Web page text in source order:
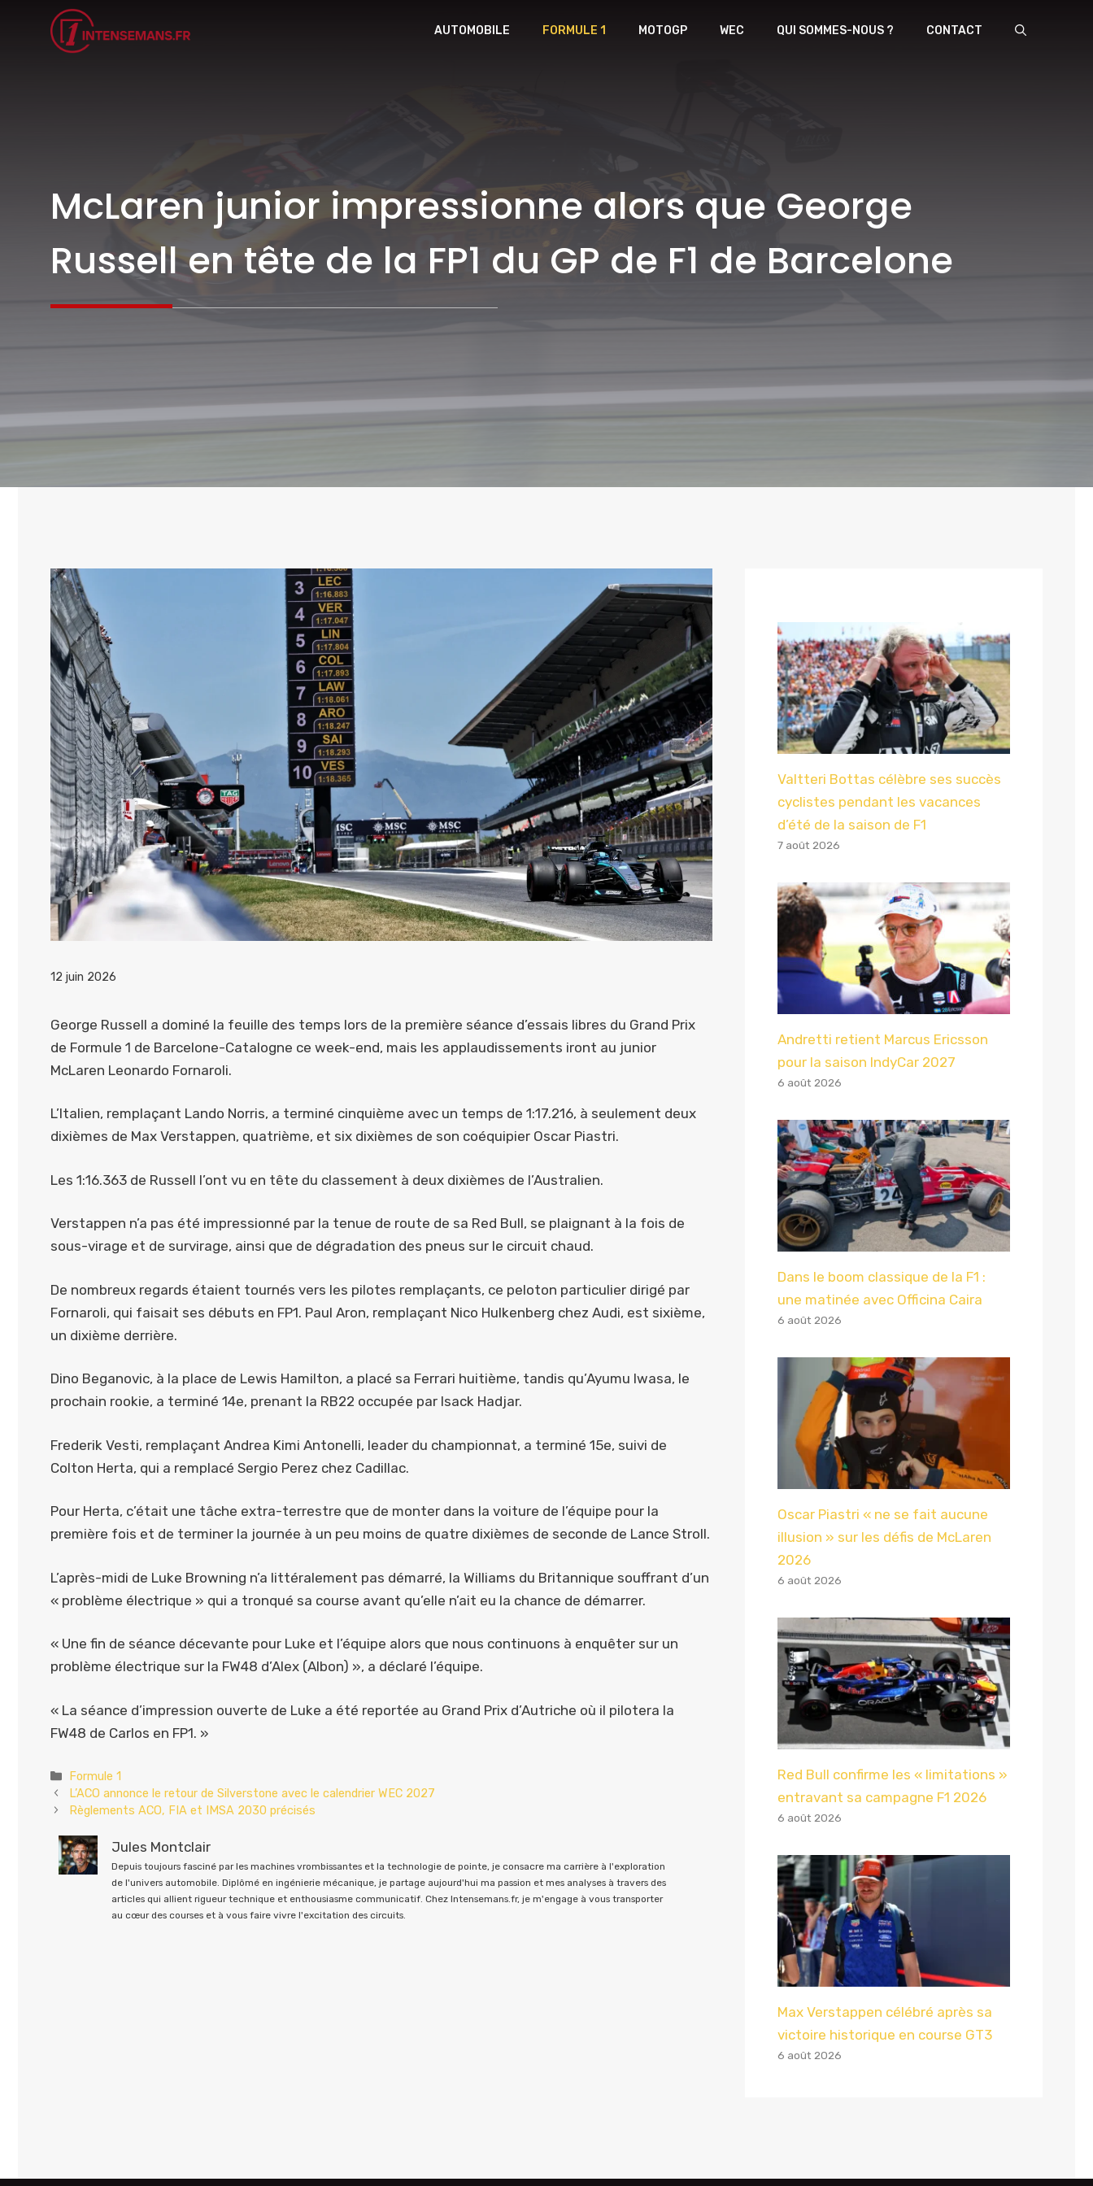
AUTOMOBILE FORMULE 1 MOTOGP WEC QUI SOMMES-NOUS ? CONTACT
McLaren junior impressionne alors que George
Russell en tête de la FP1 du GP de F1 de Barcelone
12 juin 2026
George Russell a dominé la feuille des temps lors de la première séance d’essais libres du Grand Prix
de Formule 1 de Barcelone-Catalogne ce week-end, mais les applaudissements iront au junior
McLaren Leonardo Fornaroli.
L’Italien, remplaçant Lando Norris, a terminé cinquième avec un temps de 1:17.216, à seulement deux
dixièmes de Max Verstappen, quatrième, et six dixièmes de son coéquipier Oscar Piastri.
Les 1:16.363 de Russell l’ont vu en tête du classement à deux dixièmes de l’Australien.
Verstappen n’a pas été impressionné par la tenue de route de sa Red Bull, se plaignant à la fois de
sous-virage et de survirage, ainsi que de dégradation des pneus sur le circuit chaud.
De nombreux regards étaient tournés vers les pilotes remplaçants, ce peloton particulier dirigé par
Fornaroli, qui faisait ses débuts en FP1. Paul Aron, remplaçant Nico Hulkenberg chez Audi, est sixième,
un dixième derrière.
Dino Beganovic, à la place de Lewis Hamilton, a placé sa Ferrari huitième, tandis qu’Ayumu Iwasa, le
prochain rookie, a terminé 14e, prenant la RB22 occupée par Isack Hadjar.
Frederik Vesti, remplaçant Andrea Kimi Antonelli, leader du championnat, a terminé 15e, suivi de
Colton Herta, qui a remplacé Sergio Perez chez Cadillac.
Pour Herta, c’était une tâche extra-terrestre que de monter dans la voiture de l’équipe pour la
première fois et de terminer la journée à un peu moins de quatre dixièmes de seconde de Lance Stroll.
L’après-midi de Luke Browning n’a littéralement pas démarré, la Williams du Britannique souffrant d’un
« problème électrique » qui a tronqué sa course avant qu’elle n’ait eu la chance de démarrer.
« Une fin de séance décevante pour Luke et l’équipe alors que nous continuons à enquêter sur un
problème électrique sur la FW48 d’Alex (Albon) », a déclaré l’équipe.
« La séance d’impression ouverte de Luke a été reportée au Grand Prix d’Autriche où il pilotera la
FW48 de Carlos en FP1. »
Catégories
Formule 1
L’ACO annonce le retour de Silverstone avec le calendrier WEC 2027
Règlements ACO, FIA et IMSA 2030 précisés
Jules Montclair
Depuis toujours fasciné par les machines vrombissantes et la technologie de pointe, je consacre ma carrière à l'exploration
de l'univers automobile. Diplômé en ingénierie mécanique, je partage aujourd'hui ma passion et mes analyses à travers des
articles qui allient rigueur technique et enthousiasme communicatif. Chez Intensemans.fr, je m'engage à vous transporter
au cœur des courses et à vous faire vivre l'excitation des circuits.
Valtteri Bottas célèbre ses succès
cyclistes pendant les vacances
d’été de la saison de F1
7 août 2026
Andretti retient Marcus Ericsson
pour la saison IndyCar 2027
6 août 2026
Dans le boom classique de la F1 :
une matinée avec Officina Caira
6 août 2026
Oscar Piastri « ne se fait aucune
illusion » sur les défis de McLaren
2026
6 août 2026
Red Bull confirme les « limitations »
entravant sa campagne F1 2026
6 août 2026
Max Verstappen célébré après sa
victoire historique en course GT3
6 août 2026